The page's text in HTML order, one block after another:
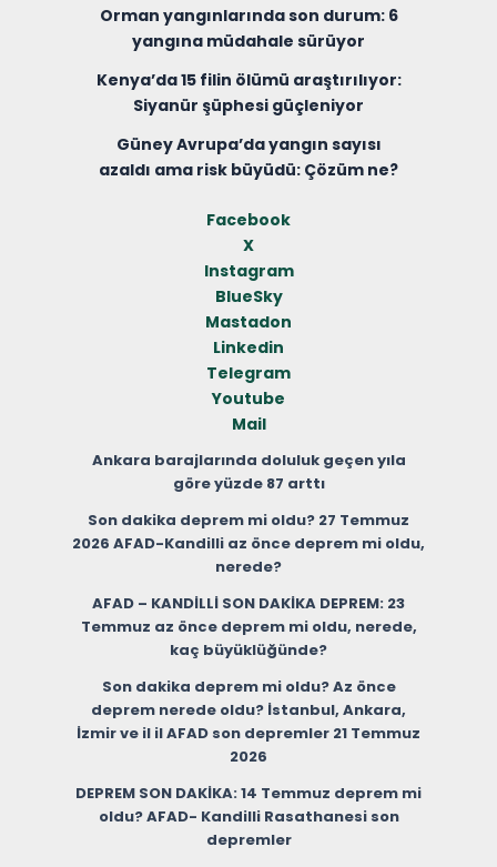
Orman yangınlarında son durum: 6
yangına müdahale sürüyor
Kenya’da 15 filin ölümü araştırılıyor:
Siyanür şüphesi güçleniyor
Güney Avrupa’da yangın sayısı
azaldı ama risk büyüdü: Çözüm ne?
Facebook
X
Instagram
BlueSky
Mastadon
Linkedin
Telegram
Youtube
Mail
Ankara barajlarında doluluk geçen yıla
göre yüzde 87 arttı
Son dakika deprem mi oldu? 27 Temmuz
2026 AFAD-Kandilli az önce deprem mi oldu,
nerede?
AFAD – KANDİLLİ SON DAKİKA DEPREM: 23
Temmuz az önce deprem mi oldu, nerede,
kaç büyüklüğünde?
Son dakika deprem mi oldu? Az önce
deprem nerede oldu? İstanbul, Ankara,
İzmir ve il il AFAD son depremler 21 Temmuz
2026
DEPREM SON DAKİKA: 14 Temmuz deprem mi
oldu? AFAD- Kandilli Rasathanesi son
depremler